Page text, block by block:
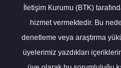
İletişim Kurumu (BTK)
hizmet vermektedir. Bu
denetleme veya araştırma
üyelerimiz yazdıkları